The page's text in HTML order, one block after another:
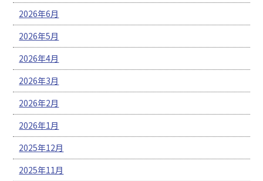
2026年6月
2026年5月
2026年4月
2026年3月
2026年2月
2026年1月
2025年12月
2025年11月